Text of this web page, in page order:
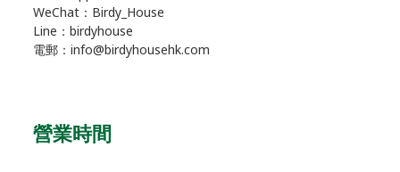
WeChat：Birdy_House
Line：birdyhouse
電郵：info@birdyhousehk.com
營業時間